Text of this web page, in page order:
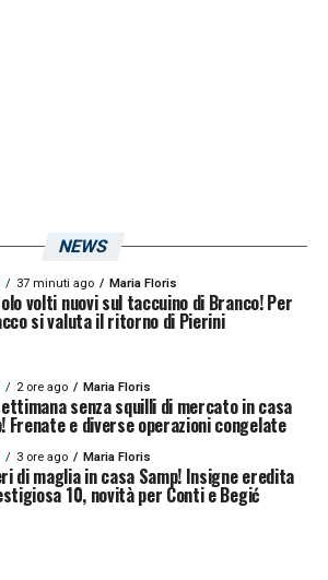
NEWS
37 minuti ago Maria Floris
volti nuovi sul taccuino di Branco! Per
si valuta il ritorno di Pierini
2 ore ago Maria Floris
senza squilli di mercato in casa
Frenate e diverse operazioni congelate
3 ore ago Maria Floris
di maglia in casa Samp! Insigne eredita
10, novità per Conti e Begić